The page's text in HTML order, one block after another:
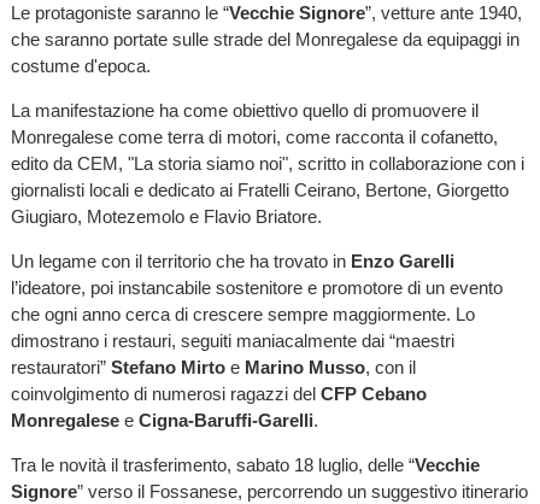
Le protagoniste saranno le “Vecchie Signore”, vetture ante 1940,
che saranno portate sulle strade del Monregalese da equipaggi in
costume d'epoca.
La manifestazione ha come obiettivo quello di promuovere il
Monregalese come terra di motori, come racconta il cofanetto,
edito da CEM, "La storia siamo noi", scritto in collaborazione con i
giornalisti locali e dedicato ai Fratelli Ceirano, Bertone, Giorgetto
Giugiaro, Motezemolo e Flavio Briatore.
Un legame con il territorio che ha trovato in Enzo Garelli
l’ideatore, poi instancabile sostenitore e promotore di un evento
che ogni anno cerca di crescere sempre maggiormente. Lo
dimostrano i restauri, seguiti maniacalmente dai “maestri
restauratori” Stefano Mirtoe Marino Musso, con il
coinvolgimento di numerosi ragazzi del CFP Cebano
Monregalesee Cigna-Baruffi-Garelli.
Tra le novità il trasferimento, sabato 18 luglio, delle “Vecchie
Signore” verso il Fossanese, percorrendo un suggestivo itinerario